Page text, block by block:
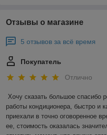
Отзывы о магазине
5 отзывов за всё время
Покупатель
Отлично
Хочу сказать большое спасибо
работы кондиционера, быстро и
приехали в точно оговоренное
ее, стоимость оказалась